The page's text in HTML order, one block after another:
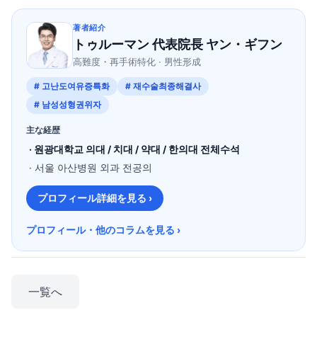
著者紹介
トゥルーマン 代表院長 ヤン・ギフン
高難度・再手術特化 · 男性形成
# 고난도여유증특화
# 재수술최종해결사
# 남성성형권위자
主な経歴
· 원광대학교 의대 / 치대 / 약대 / 한의대 전체수석
· 서울 아산병원 외과 전공의
プロフィール詳細を見る ›
プロフィール・他のコラムを見る ›
一覧へ